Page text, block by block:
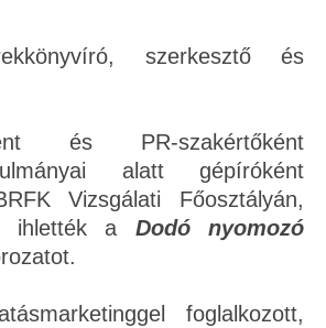
szerkesztő és
és PR-szakértőként
alatt gépíróként
Vizsgálati Főosztályán,
ihlették a Dodó nyomozó
foglalkozott,